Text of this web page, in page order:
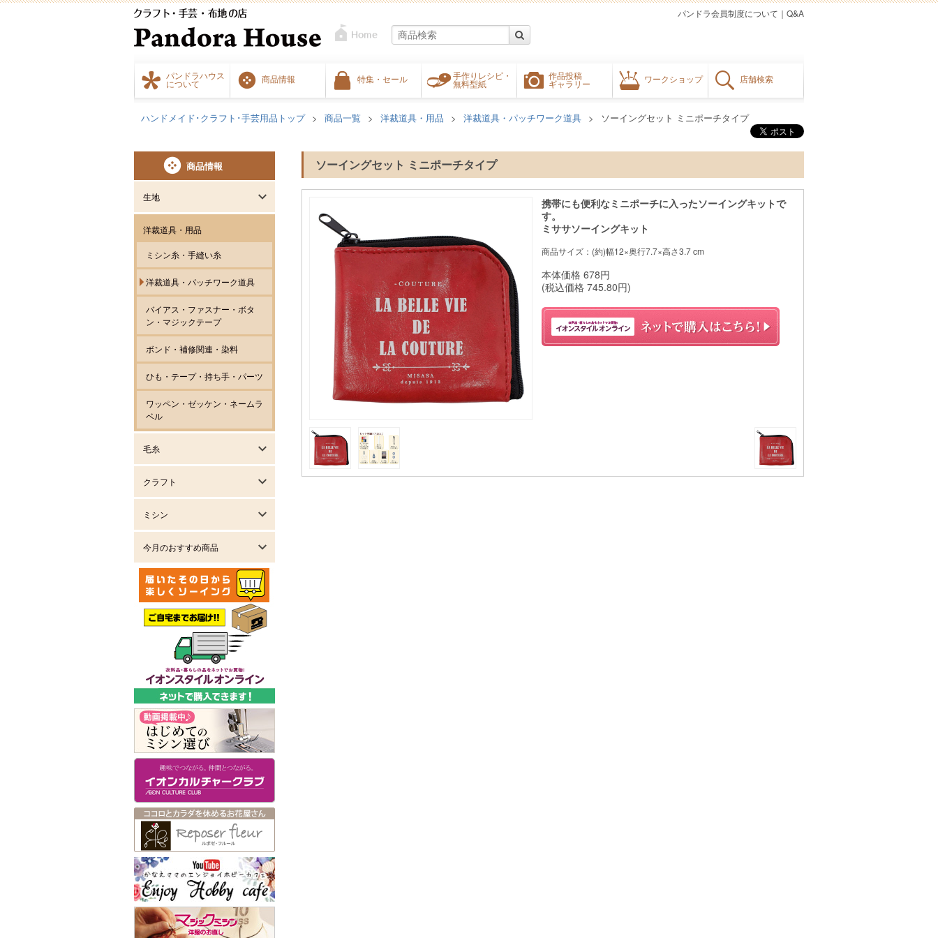
パンドラハウス
について
商品情報 特集・セール
手作りレシピ・
無料型紙
作品投稿
ギャラリー
ワークショップ 店舗検索
Q&A
｜
パンドラ会員制度について
ハンドメイド･クラフト･手芸用品トップ 商品一覧 洋裁道具・用品 洋裁道具・パッチワーク道具 ソーイングセット ミニポーチタイプ
ソーイングセット ミニポーチタイプ
携帯にも便利なミニポーチに入ったソーイングキットで
す。
ミササソーイングキット
商品サイズ：(約)幅12×奥行7.7×高さ3.7 cm
本体価格 678円
(税込価格 745.80円)
商品情報
生地
洋裁道具・用品
ミシン糸・手縫い糸
洋裁道具・パッチワーク道具
バイアス・ファスナー・ボタ
ン・マジックテープ
ボンド・補修関連・染料
ひも・テープ・持ち手・パーツ
ワッペン・ゼッケン・ネームラ
ベル
毛糸
クラフト
ミシン
今月のおすすめ商品